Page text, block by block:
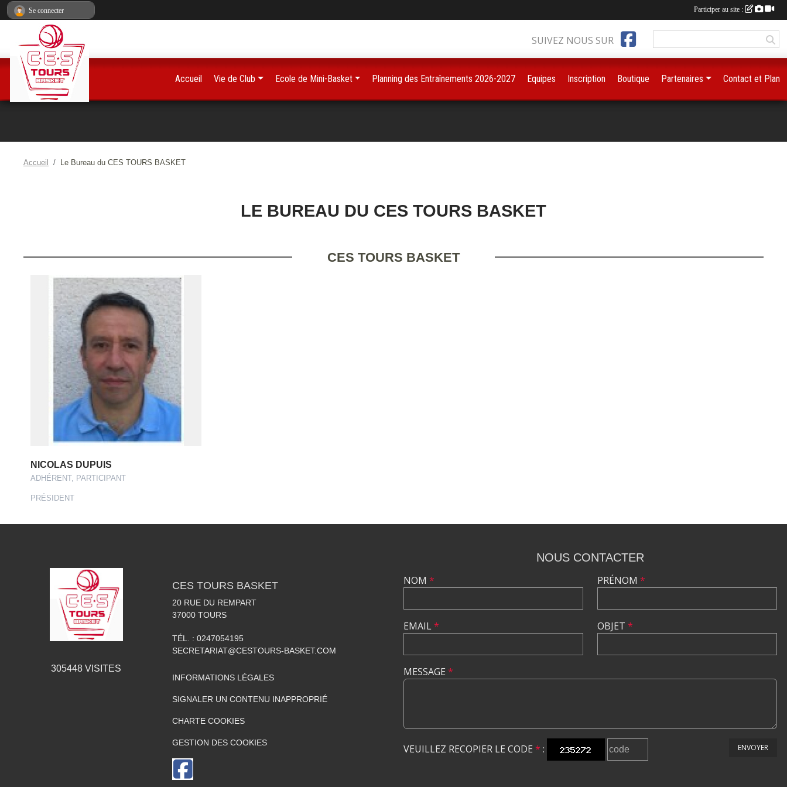
Accueil Le Bureau du CES TOURS BASKET
LE BUREAU DU CES TOURS BASKET
CES TOURS BASKET
NICOLAS DUPUIS
ADHÉRENT, PARTICIPANT
PRÉSIDENT
SUIVEZ NOUS SUR
Accueil Vie de Club Ecole de Mini-Basket Planning des Entraînements 2026-2027 Equipes Inscription Boutique Partenaires Contact et Plan
305448 VISITES
CES TOURS BASKET
20 RUE DU REMPART
37000 TOURS
TÉL. : 0247054195
SECRETARIAT@CESTOURS-BASKET.COM
INFORMATIONS LÉGALES
SIGNALER UN CONTENU INAPPROPRIÉ
CHARTE COOKIES
GESTION DES COOKIES
NOUS CONTACTER
NOM *
EMAIL*
PRÉNOM *
OBJET *
MESSAGE *
VEUILLEZ RECOPIER LE CODE * : ENVOYER
Se connecter Participer au site :
Panneau de gestion des cookies